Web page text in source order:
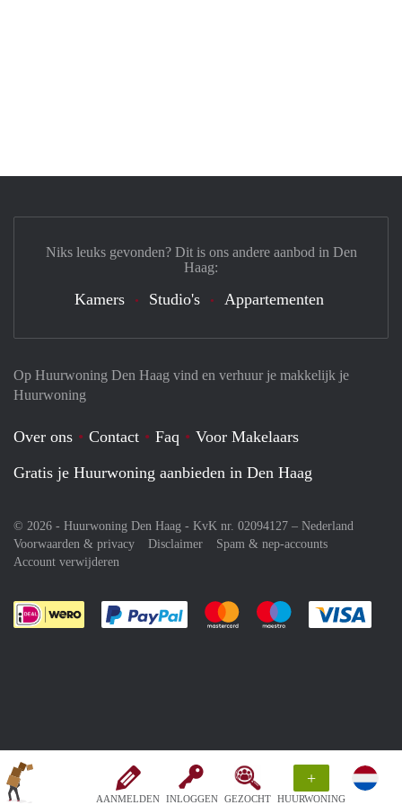
AANMELDEN INLOGGEN GEZOCHT
+
HUURWONING
Op Huurwoning Den Haag vind en verhuur je makkelijk je
Huurwoning
Over ons Contact Faq
Voor Makelaars
Gratis je Huurwoning aanbieden in Den Haag
© 2026 - Huurwoning Den Haag - KvK nr. 02094127 – Nederland
Voorwaarden & privacy
Disclaimer
Spam & nep-accounts
Account verwijderen
Je rekent gemakkelijk af met Paypal
Je rekent gemakkelijk af met
Je rekent
Niks leuks gevonden? Dit is ons andere aanbod in Den
Haag:
Kamers Studio's Appartementen